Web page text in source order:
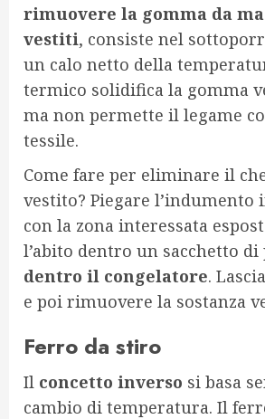
rimuovere la gomma da
vestiti, consiste nel
un calo netto della
termico solidifica la gomma
ma non permette il legame
tessile.
Come fare per eliminare il
vestito? Piegare l’indumento
con la zona interessata
l’abito dentro un sacchetto di
dentro il congelatore.
e poi rimuovere la sostanza
Ferro da stiro
Il concetto inverso si basa
cambio di temperatura. Il